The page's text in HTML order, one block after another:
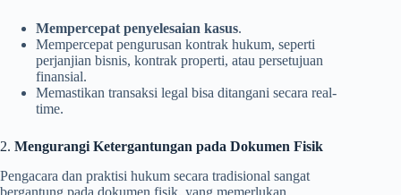
Mempercepat penyelesaian kasus.
Mempercepat pengurusan kontrak hukum, seperti
perjanjian bisnis, kontrak properti, atau persetujuan
finansial.
Memastikan transaksi legal bisa ditangani secara real-
time.
2. Mengurangi Ketergantungan pada Dokumen Fisik
Pengacara dan praktisi hukum secara tradisional sangat
bergantung pada dokumen fisik, yang memerlukan